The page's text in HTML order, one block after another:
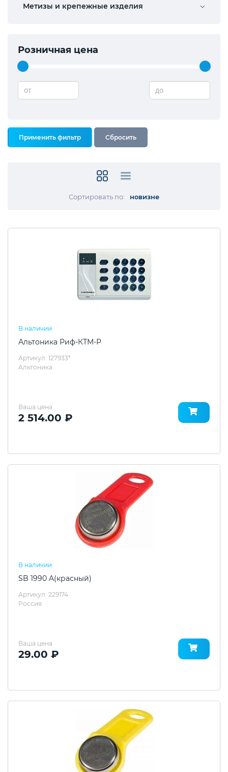
Метизы и крепежные изделия
Розничная цена
от до
Сортировать по: новизне
В наличии
Альтоника Риф-КТМ-Р
Артикул: 127933*
Альтоника
Ваша цена
2 514.00 ₽
В наличии
SB 1990 A(красный)
Артикул: 229174
Россия
Ваша цена
29.00 ₽